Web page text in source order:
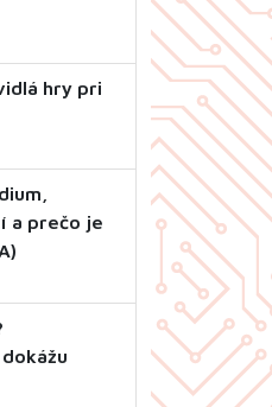
hry pri
a prečo je